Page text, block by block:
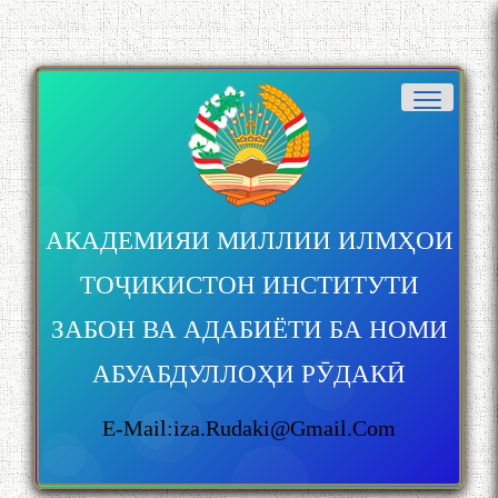
АКАДЕМИЯИ МИЛЛИИ ИЛМҲОИ
ТОҶИКИСТОН ИНСТИТУТИ
ЗАБОН ВА АДАБИЁТИ БА НОМИ
АБУАБДУЛЛОҲИ РӮДАКӢ
E-Mail:iza.rudaki@gmail.com
Дар Академияи миллии
илмҳои Тоҷикистон бахшида
ба 100-солагии мунаққиду
адабиётшинос Соҳиб
Табаров ҳамоиши илмӣ-
назариявӣ баргузор гардид.
БАЛХӢ БУЗУРГТАРИН
ЗАБОНУ АДАБИ ТОҶИК
به عبارت دیگر: گفتگو با مومن